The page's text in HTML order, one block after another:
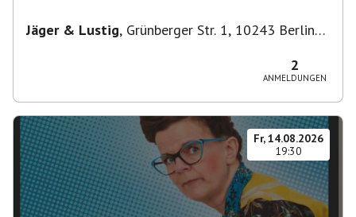
Jäger & Lustig, Grünberger Str. 1, 10243 Berlin-
2
ANMELDUNGEN
Fr, 14.08.2026
19:30